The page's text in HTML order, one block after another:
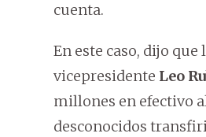
cuenta.
En este caso, dijo
vicepresidente Leo
millones en efectivo
desconocidos